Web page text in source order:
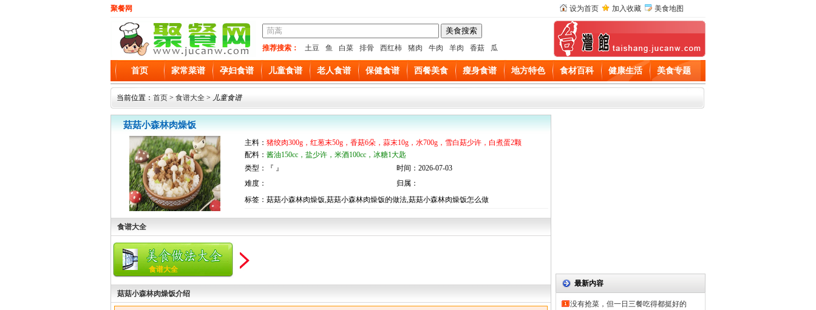
聚餐网 设为首页 加入收藏 美食地图
推荐搜索： 土豆 鱼 白菜 排骨 西红柿 猪肉 牛肉 羊肉 香菇 瓜
首页 家常菜谱 孕妇食谱 儿童食谱 老人食谱 保健食谱 西餐美食 瘦身食谱 地方特色 食材百科 健康生活 美食专题
当前位置： 首页 > 食谱大全 > 儿童食谱
菇菇小森林肉燥饭
主料： 猪绞肉300g，红葱末50g，香菇6朵，蒜末10g，水700g，雪白菇少许，白煮蛋2颗
配料： 酱油150cc，盐少许，米酒100cc，冰糖1大匙
类型：『 』
时间：2026-07-03
难度：
归属：
标签：菇菇小森林肉燥饭,菇菇小森林肉燥饭的做法,菇菇小森林肉燥饭怎么做
食谱大全
食谱大全
菇菇小森林肉燥饭介绍
最新内容
没有抢菜，但一日三餐吃得都挺好的